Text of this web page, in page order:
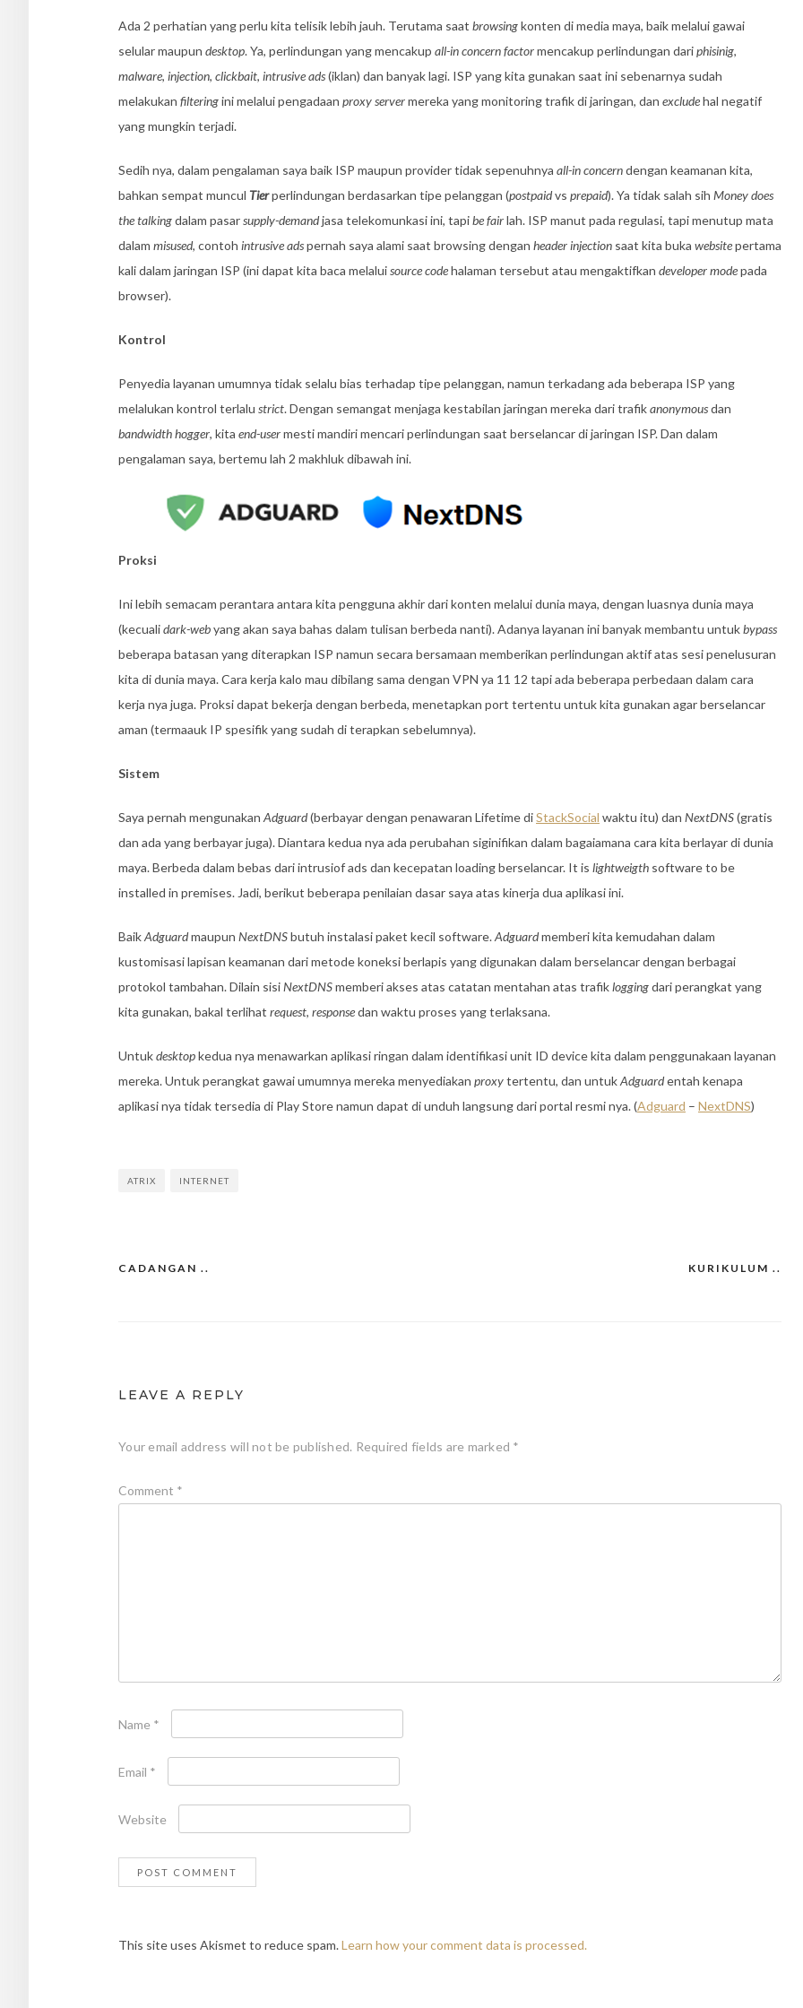
Ada 2 perhatian yang perlu kita telisik lebih jauh. Terutama saat browsingkonten di media maya, baik melalui gawai
selular maupun desktop. Ya, perlindungan yang mencakup all-in concern factormencakup perlindungan dariphisinig,
malware, injection, clickbait, intrusive ads(iklan) dan banyak lagi. ISP yang kita gunakan saat ini sebenarnya sudah
melakukan filteringini melalui pengadaan proxy servermereka yang monitoring trafik di jaringan, dan excludehal negatif
yang mungkin terjadi.
Sedih nya, dalam pengalaman saya baik ISP maupun provider tidak sepenuhnya all-in concerndengan keamanan kita,
bahkan sempat muncul Tierperlindungan berdasarkan tipe pelanggan (postpaidvs prepaid). Ya tidak salah sih Money does
the talkingdalam pasarsupply-demandjasa telekomunkasi ini, tapibe fairlah. ISP manut pada regulasi, tapi menutup mata
dalam misused, contoh intrusive adspernah saya alami saat browsing dengan header injection saat kita buka websitepertama
kali dalam jaringan ISP (ini dapat kita baca melaluisource codehalaman tersebut atau mengaktifkan developer modepada
browser).
Kontrol
Penyedia layanan umumnya tidak selalu bias terhadap tipe pelanggan, namun terkadang ada beberapa ISP yang
melalukan kontrol terlalu strict. Dengan semangat menjaga kestabilan jaringan mereka dari trafikanonymousdan
bandwidth hogger, kita end-usermesti mandiri mencari perlindungan saat berselancar di jaringan ISP. Dan dalam
pengalaman saya, bertemu lah 2 makhluk dibawah ini.
Proksi
Ini lebih semacam perantara antara kita pengguna akhir dari konten melalui dunia maya, dengan luasnya dunia maya
(kecualidark-webyang akan saya bahas dalam tulisan berbeda nanti). Adanya layanan ini banyak membantu untukbypass
beberapa batasan yang diterapkan ISP namun secara bersamaan memberikan perlindungan aktif atas sesi penelusuran
kita di dunia maya. Cara kerja kalo mau dibilang sama dengan VPN ya 11 12 tapi ada beberapa perbedaan dalam cara
kerja nya juga. Proksi dapat bekerja dengan berbeda, menetapkan port tertentu untuk kita gunakan agar berselancar
aman (termaauk IP spesifik yang sudah di terapkan sebelumnya).
Sistem
Saya pernah mengunakan Adguard(berbayar dengan penawaran Lifetime diStackSocial waktu itu) dan NextDNS(gratis
dan ada yang berbayar juga). Diantara kedua nya ada perubahan siginifikan dalam bagaiamana cara kita berlayar di dunia
maya. Berbeda dalam bebas dari intrusiof ads dan kecepatan loading berselancar. It is lightweigth software to be
installed in premises. Jadi, berikut beberapa penilaian dasar saya atas kinerja dua aplikasi ini.
BaikAdguardmaupun NextDNSbutuh instalasi paket kecil software.Adguardmemberi kita kemudahan dalam
kustomisasi lapisan keamanan dari metode koneksi berlapis yang digunakan dalam berselancar dengan berbagai
protokol tambahan. Dilain sisiNextDNSmemberi akses atas catatan mentahan atas trafikloggingdari perangkat yang
kita gunakan, bakal terlihat request, responsedan waktu proses yang terlaksana.
Untukdesktopkedua nya menawarkan aplikasi ringan dalam identifikasi unit ID device kita dalam penggunakaan layanan
mereka. Untuk perangkat gawai umumnya mereka menyediakan proxytertentu, dan untukAdguardentah kenapa
aplikasi nya tidak tersedia di Play Store namun dapat di unduh langsung dari portal resmi nya. (Adguard – NextDNS)
ATRIX INTERNET
Post
KURIKULUM ..
CADANGAN ..
LEAVE A REPLY
Your email address will not be published. Required fields are marked *
Comment *
Name *
Email *
Website
This site uses Akismet to reduce spam.Learn how your comment data is processed.